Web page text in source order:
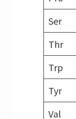
Ser
Thr
Trp
Tyr
Val